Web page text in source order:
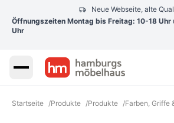
Neue Webseite, alte
Öffnungszeiten Montag bis Freitag: 10-18 Uhr
Uhr
Startseite /Produkte /Produkte /Farben, Griffe